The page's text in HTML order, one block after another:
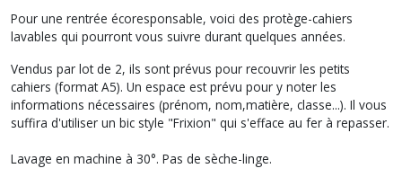
Pour une rentrée écoresponsable, voici des protège-cahiers
lavables qui pourront vous suivre durant quelques années.
Vendus par lot de 2, ils sont prévus pour recouvrir les petits
cahiers (format A5). Un espace est prévu pour y noter les
informations nécessaires (prénom, nom,matière, classe...). Il vous
suffira d'utiliser un bic style "Frixion" qui s'efface au fer à repasser.
Lavage en machine à 30°. Pas de sèche-linge.